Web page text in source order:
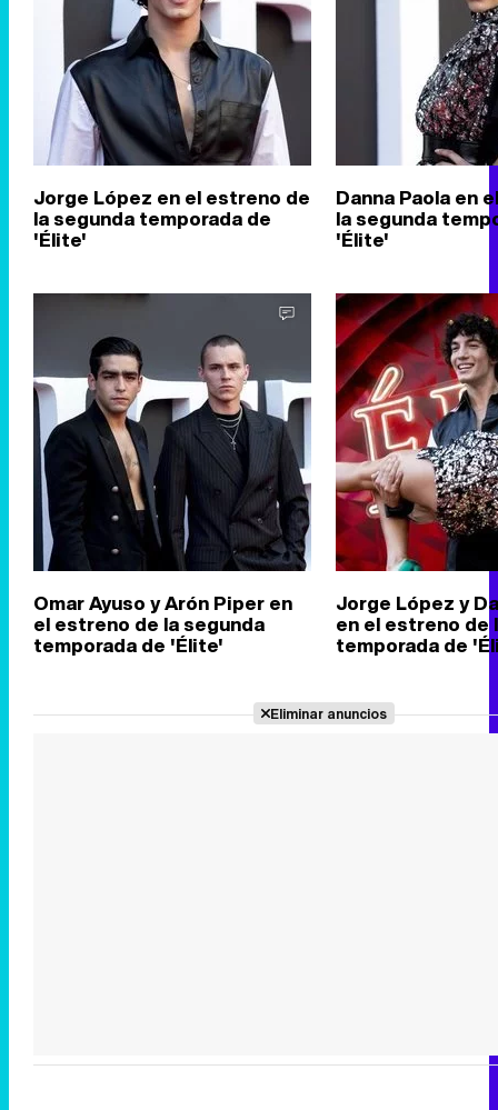
Jorge López en el estreno de
la segunda temporada de
'Élite'
Danna Paola en
la segunda
'Élite'
Omar Ayuso y Arón Piper en
el estreno de la segunda
temporada de 'Élite'
Jorge López y
en el estreno de
temporada de
Eliminar anuncios